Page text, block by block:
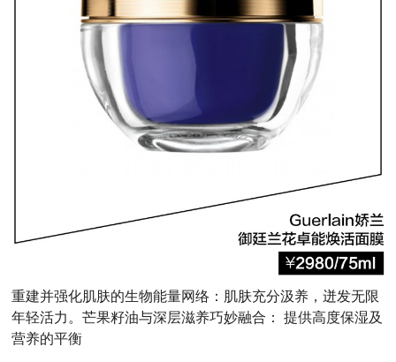
重建并强化肌肤的生物能量网络：肌肤充分汲养，迸发无限
年轻活力。芒果籽油与深层滋养巧妙融合： 提供高度保湿及
营养的平衡